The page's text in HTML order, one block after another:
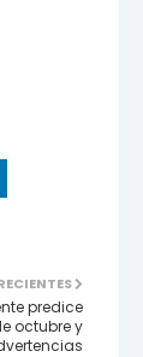
predice
octubre y